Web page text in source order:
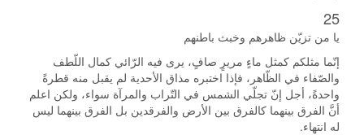
25
يا من تزيّن ظاهرهم وخبث باطنهم
إنّما مثلكم كمثل ماءٍ مريرٍ صافٍ، يرى فيه الرّائي كمال اللّطف
والصّفاء في الظّاهر، فإذا اختبره مذاق الأحدية لم يقبل منه قطرةً
واحدةً، أجل إنّ تجلّي الشمس في التّراب والمرآة سواء، ولكن اعلم
أنَّ الفرق بينهما كالفرق بين الأرض والفرقدين بل الفرق بينهما ليس
له انتهاء.